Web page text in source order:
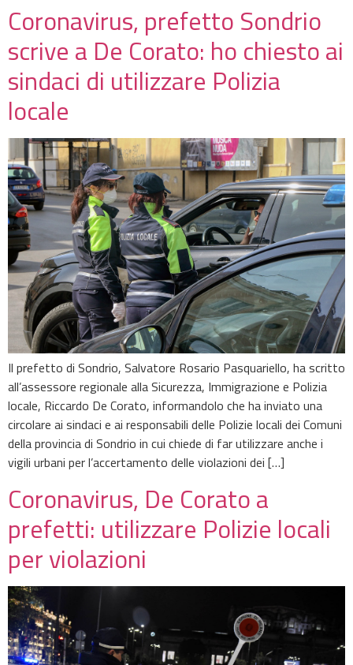
Coronavirus, prefetto Sondrio
scrive a De Corato: ho chiesto ai
sindaci di utilizzare Polizia
locale
Il prefetto di Sondrio, Salvatore Rosario Pasquariello, ha scritto
all’assessore regionale alla Sicurezza, Immigrazione e Polizia
locale, Riccardo De Corato, informandolo che ha inviato una
circolare ai sindaci e ai responsabili delle Polizie locali dei Comuni
della provincia di Sondrio in cui chiede di far utilizzare anche i
vigili urbani per l’accertamento delle violazioni dei […]
Coronavirus, De Corato a
prefetti: utilizzare Polizie locali
per violazioni